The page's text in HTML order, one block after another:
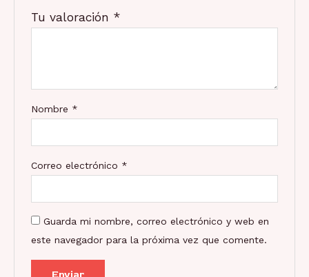
Tu valoración *
Nombre *
Correo electrónico *
Guarda mi nombre, correo electrónico y web en
este navegador para la próxima vez que comente.